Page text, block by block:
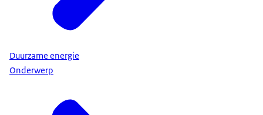
Duurzame energie
Onderwerp